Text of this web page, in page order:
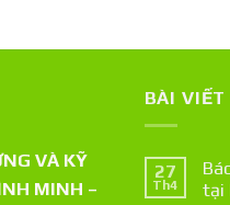
VÀ KỸ
MINH –
BÀI
27
Th4
tại